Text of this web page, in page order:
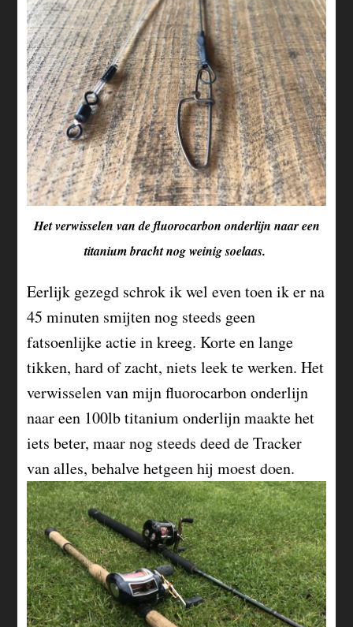
Het verwisselen van de fluorocarbon onderlijn naar een
titanium bracht nog weinig soelaas.
Eerlijk gezegd schrok ik wel even toen ik er na
45 minuten smijten nog steeds geen
fatsoenlijke actie in kreeg. Korte en lange
tikken, hard of zacht, niets leek te werken. Het
verwisselen van mijn fluorocarbon onderlijn
naar een 100lb titanium onderlijn maakte het
iets beter, maar nog steeds deed de Tracker
van alles, behalve hetgeen hij moest doen.